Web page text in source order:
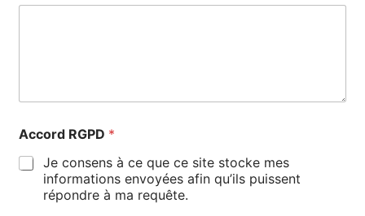
Accord RGPD *
Je consens à ce que ce site stocke mes
informations envoyées afin qu’ils puissent
répondre à ma requête.